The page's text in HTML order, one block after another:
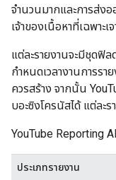
จำนวนมากและการส่ง
เจ้าของเนื้อหาที่เฉพาะ
แต่ละรายงานจะมีชุดฟิ
กำหนดเวลางานการรา
ควรสร้าง จากนั้น
บอะซิงโครนัสได้ แต่ละ
YouTube Reporting
ประเภทรายงาน